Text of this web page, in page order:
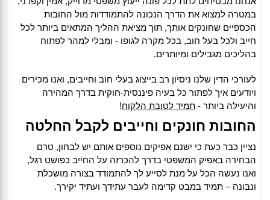
במטרה למצוא את הדרך הנכונה להתמודדות מול החובות
הכספיים שחונקים אותך, תוך מציאת ההליך המתאים ביותר לכל
חייב ולכל בעל חוב, בכל מקרה לגופו - ומבלי למהר לפתוח
בהליכים מגבילים ומיותרים.
לעורכי הדין שלנו ניסיון רב בייצוג בעלי חוב וחייבים, ואנו מכירים
ויודעים איך לפתור כל בעיה פיננסית-חוקית בדרך המהירה
והיעילה ביותר -תמיד לטובת הלקוח!
החובות חונקים וחייבים לקבל החלטה
נציין כבר כעת כי ישנם אפיקים נוספים אותם יש לבחון, טרם
הבחירה באפיק המשפטי בדרך להכרזה על החייב כפושט רגל,
ואנו נעשה הכל על מנת לסייע לך להתמודד בצורה מושכלת
ונבונה – תמיד במבט קדימה לעבר עתידך ועתיד יקירך.